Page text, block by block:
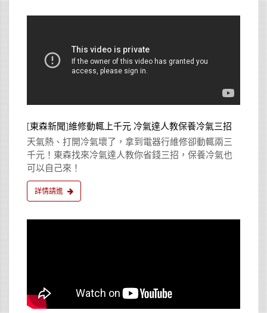
[東森新聞]維修動輒上千元 冷氣達人教保養冷氣三招
天氣熱、打開冷氣壞了，拿到電器行維修卻動輒兩三
千元！東森找來冷氣達人教你省錢三招，保養冷氣也
可以自己來！
詳情請進